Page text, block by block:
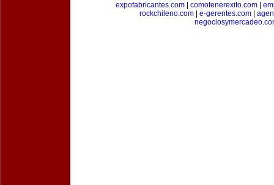
expofabricantes.com| comotenerexito.com|
rockchileno.com| e-gerentes.com|